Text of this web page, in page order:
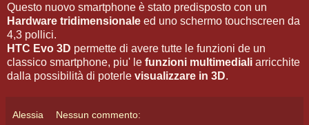
Questo nuovo smartphone è stato predisposto con un
Hardware tridimensionale ed uno schermo touchscreen da
4,3 pollici.
HTC Evo 3D permette di avere tutte le funzioni de un
classico smartphone, piu' le funzioni multimediali arricchite
dalla possibilità di poterle visualizzare in 3D.
Alessia Nessun commento: